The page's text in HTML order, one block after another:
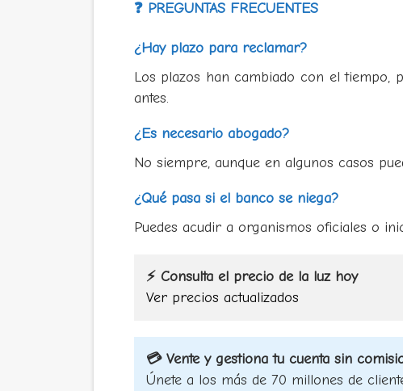
❓ PREGUNTAS FRECUENTES
¿Hay plazo para reclamar?
Los plazos han cambiado con el tiempo,
antes.
¿Es necesario abogado?
No siempre, aunque en algunos casos
¿Qué pasa si el banco se niega?
Puedes acudir a organismos oficiales o
⚡ Consulta el precio de la luz hoy
Ver precios actualizados
💳 Vente y gestiona tu cuenta sin
Únete a los más de 70 millones de